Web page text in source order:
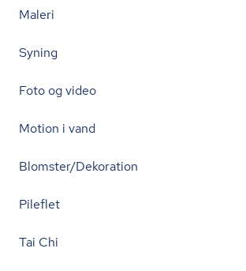
Maleri
Syning
Foto og video
Motion i vand
Blomster/Dekoration
Pileflet
Tai Chi